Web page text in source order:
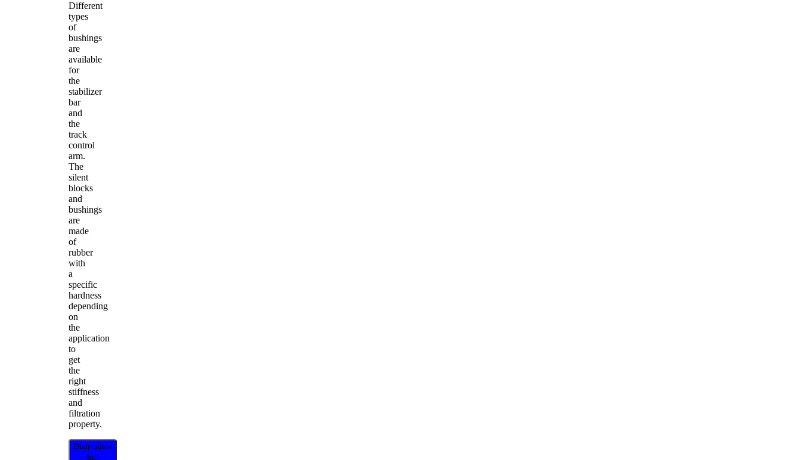
Different
types
of
bushings
are
available
for
the
stabilizer
bar
and
the
track
control
arm.
The
silent
blocks
and
bushings
are
made
of
rubber
with
a
specific
hardness
depending
on
the
application
to
get
the
right
stiffness
and
filtration
property.
Distribütör
bul